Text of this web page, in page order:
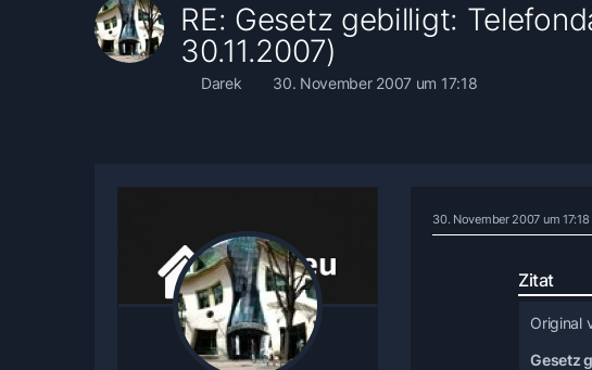
RE: Gesetz gebilligt:
30.11.2007)
Darek 30. November 2007 um 17:18
30. November 2007 um 17:18
Zitat
Original
Gesetz